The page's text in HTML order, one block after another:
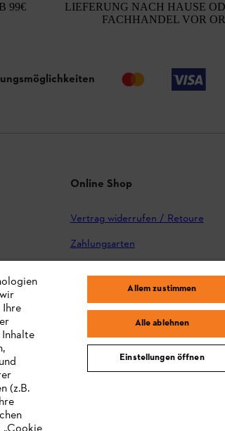
99€
LIEFERUNG NACH HAUSE
FACHHANDEL VOR
Online Shop
Vertrag widerrufen / Retoure
Zahlungsarten
Reklamation und Garantie
STIHL Kooperationsprogramm
STIHL Bedienungsanleitungen
MY STIHL
(z.B.
Allem zustimmen
Alle ablehnen
Einstellungen öffnen